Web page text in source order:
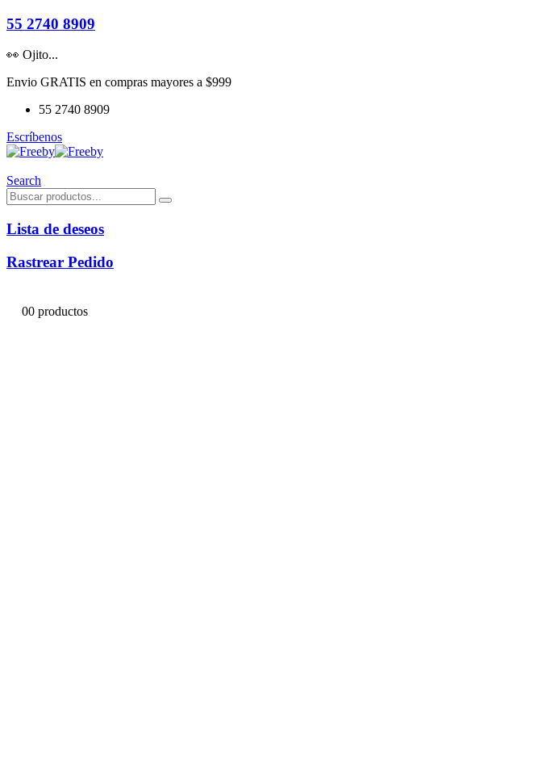
55 2740 8909
👀 Ojito...
Envio GRATIS en compras mayores a $999
55 2740 8909
Escríbenos
Search
Lista de deseos
Rastrear Pedido
00 productos